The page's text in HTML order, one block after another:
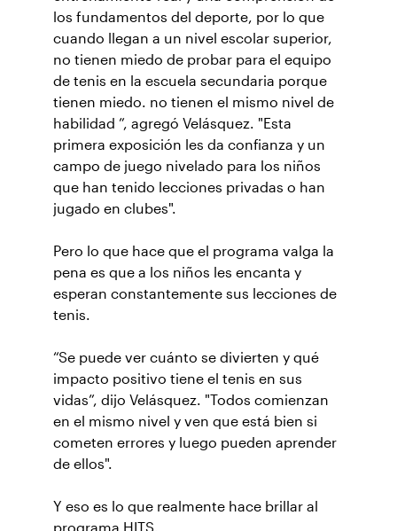
los fundamentos del deporte, por lo que
cuando llegan a un nivel escolar superior,
no tienen miedo de probar para el equipo
de tenis en la escuela secundaria porque
tienen miedo. no tienen el mismo nivel de
habilidad ”, agregó Velásquez. "Esta
primera exposición les da confianza y un
campo de juego nivelado para los niños
que han tenido lecciones privadas o han
jugado en clubes".
Pero lo que hace que el programa valga la
pena es que a los niños les encanta y
esperan constantemente sus lecciones de
tenis.
“Se puede ver cuánto se divierten y qué
impacto positivo tiene el tenis en sus
vidas”, dijo Velásquez. "Todos comienzan
en el mismo nivel y ven que está bien si
cometen errores y luego pueden aprender
de ellos".
Y eso es lo que realmente hace brillar al
programa HITS.